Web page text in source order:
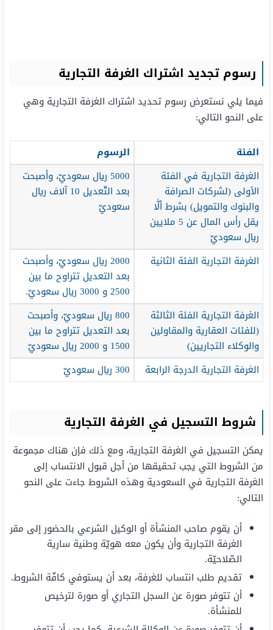
رسوم تجديد اشتراك الغرفة التجارية
فيما يلي نستعرض رسوم تحديد اشتراك الغرفة التجارية وهي
على النحو التالي:
الفئة
الرسوم
الغرفة التجارية في الفئة
الأولى (لشركات الصرافة
والبنوك والتمويل) بشرط ألَّا
يقل رأس المال عن 5 ملايين
ريال سعوديّ
5000 ريال سعوديّ، وأصبحت
بعد التّعديل 10 آلاف ريال
سعوديّ
الغرفة التجارية الفئة الثانية
2000 ريال سعوديّ، وأصبحت
بعد التعديل تتراوح ما بين
2500 و 3000 ريال سعوديّ.
الغرفة التجارية الفئة الثالثة
(للفئات العقارية والمقاولين
والوكلاء التجاريين)
800 ريال سعوديّ، وأصبحت
بعد التعديل تتراوح ما بين
1500 و 2000 ريال سعوديّ
الغرفة التجارية الدرجة الرابعة
300 ريال سعوديّ
شروط التسجيل في الغرفة التجارية
يمكن التسجيل في الغرفة التجارية، ومع ذلك فإن هناك مجموعة
من الشروط التي يجب تحقيقها من أجل قبول الانتساب إلى
الغرفة التجارية في السعودية وهذه الشروط جاءت على النحو
التالي:
أن يقوم صاحب المنشأة أو الوكيل الشرعي بالحضور إلى مقر
الغرفة التجارية وأن يكون معه هويّة وطنية سارية
الصّلاحيّة.
تقديم طلب انتساب للغرفة، بعد أن يستوفي كافّة الشروط.
أن تتوفر صورة عن السجل التجاري أو صورة لترخيص
للمنشأة.